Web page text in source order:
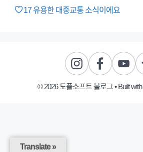
17유용한 대중교통 소식이에요
© 2026 도플소프트 블로그• Built with
Translate »